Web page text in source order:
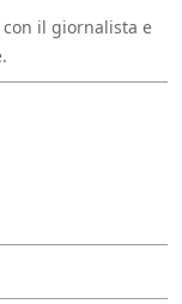
con il giornalista e